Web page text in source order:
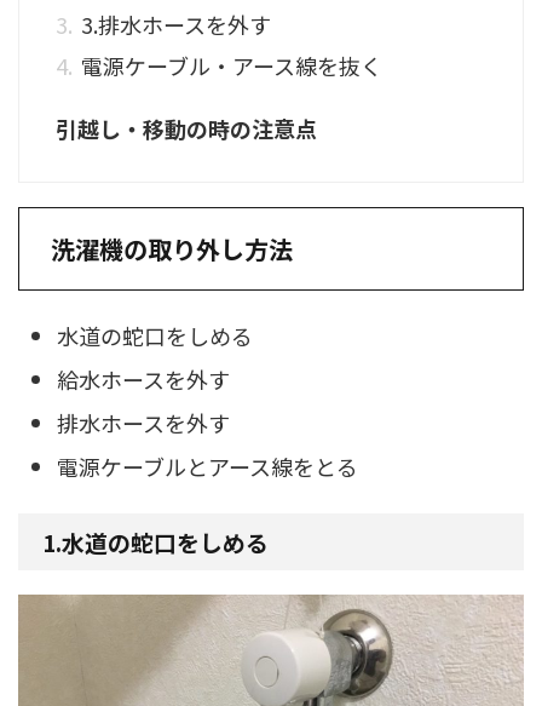
3.排水ホースを外す
電源ケーブル・アース線を抜く
引越し・移動の時の注意点
洗濯機の取り外し方法
水道の蛇口をしめる
給水ホースを外す
排水ホースを外す
電源ケーブルとアース線をとる
1.水道の蛇口をしめる